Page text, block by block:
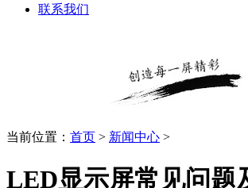
联系我们
当前位置： 首页 > 新闻中心 >
LED显示屏常见问题